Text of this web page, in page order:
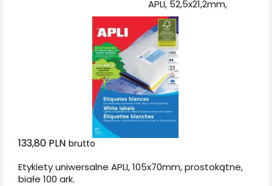
APLI, 52,5x21,2mm,
prostokątne, białe 100
ark.
133,80 PLN brutto
Etykiety uniwersalne APLI, 105x70mm, prostokątne,
białe 100 ark.